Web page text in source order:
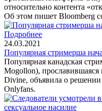
относительно контента
Об этом пишет Bloomberg
Подробнее
24.03.2021
Популярная стримерша
Популярная канадская
Mogollon),
Divine, объявила о решении
Onlyfans.